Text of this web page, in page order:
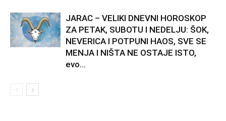
JARAC – VELIKI DNEVNI HOROSKOP
ZA PETAK, SUBOTU I NEDELJU: ŠOK,
NEVERICA I POTPUNI HAOS, SVE SE
MENJA I NIŠTA NE OSTAJE ISTO,
evo...